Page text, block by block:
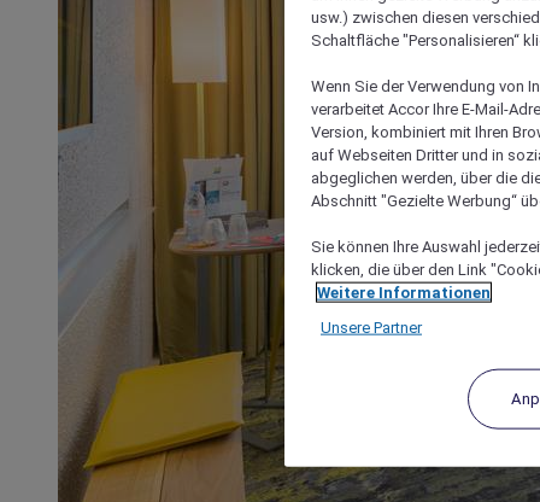
usw.) zwischen diesen
Schaltfläche "Personalisieren“
Wenn Sie der Verwendung von
verarbeitet Accor Ihre E-Mail-
Version, kombiniert mit Ihren
auf Webseiten Dritter und in
abgeglichen werden, über die
Abschnitt "Gezielte Werbung“
Sie können Ihre Auswahl
klicken, die über den Link
Weitere Informationen
Unsere Partner